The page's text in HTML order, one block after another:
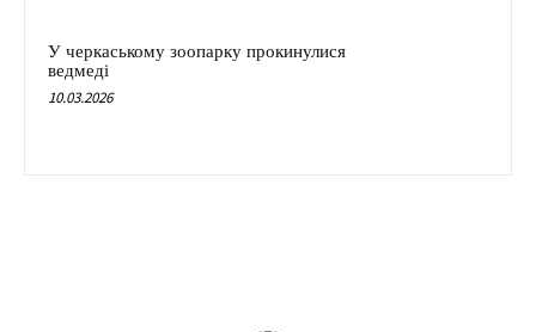
У черкаському зоопарку прокинулися
ведмеді
10.03.2026